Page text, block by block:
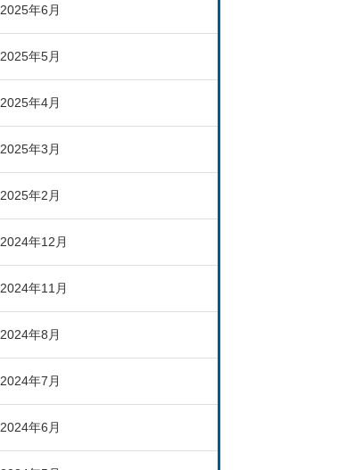
2025年6月
2025年5月
2025年4月
2025年3月
2025年2月
2024年12月
2024年11月
2024年8月
2024年7月
2024年6月